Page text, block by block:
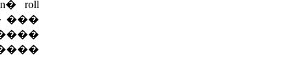
roll
���